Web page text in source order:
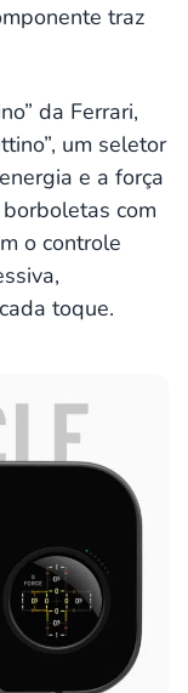
traz
da Ferrari,
um seletor
e a força
com
o controle
toque.